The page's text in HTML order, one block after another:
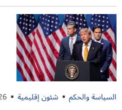
السياسة والحكم شئون إقليمية